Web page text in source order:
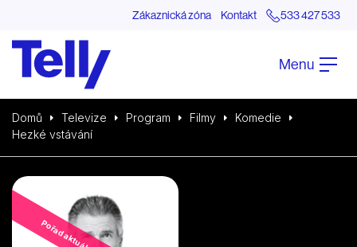
Zákaznická zóna Kontakt 533 427 533
Menu
Domů Televize Program Filmy
Komedie
Hezké vstávání